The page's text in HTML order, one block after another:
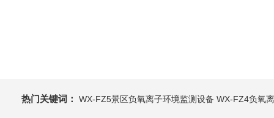
热门关键词： WX-FZ5景区负氧离子环境监测设备 WX-FZ4负氧